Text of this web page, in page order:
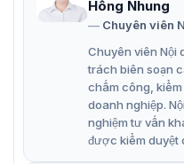
Hộp đựng mối nối
Khả năng hoạt
Hồng Nhung
Chuyên viên
Chuyên viên Nội
trách biên soạn
chấm công,
doanh nghiệp.
nghiệm tư vấn
được kiểm duyệt